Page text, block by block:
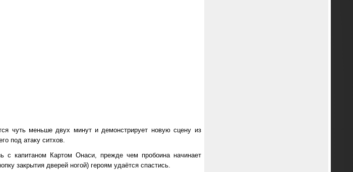
чуть меньше двух минут и демонстрирует новую сцену из
под атаку ситхов.
с капитаном Картом Онаси, прежде чем пробоина начинает
закрытия дверей ногой) героям удаётся спастись.